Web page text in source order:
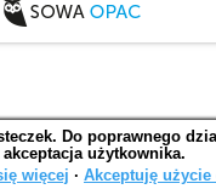
Do poprawnego
akceptacja użytkownika.
więcej ∙ Akceptuję użycie